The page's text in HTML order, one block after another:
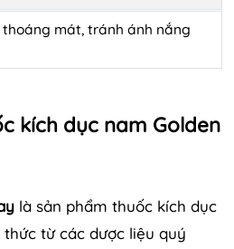
thoáng mát, tránh ánh nắng
kích dục nam Golden
là sản phẩm thuốc kích dục
từ các dược liệu quý